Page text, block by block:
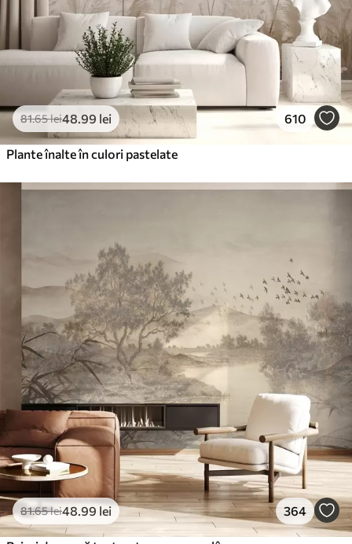
81.65lei48 .99 lei 610
Plante înalte în culori pastelate
81.65lei48 .99 lei 364